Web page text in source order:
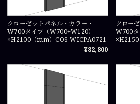
クローゼットパネル・カラー・
W700タイプ（W700+W120）
×H2100（mm）COS-WICPA0721
¥82,800
クロー
W700タ